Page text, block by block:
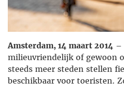
Amsterdam, 14 maart 2014 –
milieuvriendelijk of gewoon
steeds meer steden stellen
beschikbaar voor toeristen.